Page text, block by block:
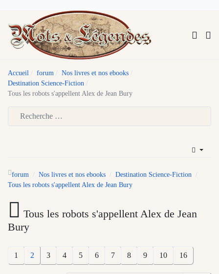
Accueil forum
Nos livres et nos ebooks
Destination Science-Fiction
Tous les robots s'appellent Alex de Jean Bury
forum Nos livres et nos ebooks
Destination Science-Fiction
Tous les robots s'appellent Alex de Jean Bury
Tous les robots s'appellent Alex de Jean
Bury
1 2 3 4 5 6 7 8 9 10 16